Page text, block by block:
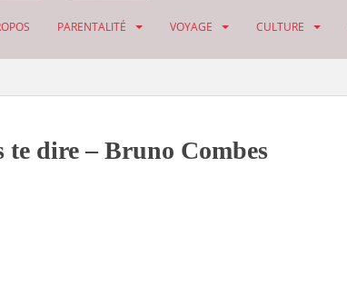
PARENTALITÉ VOYAGE CULTURE
te dire – Bruno Combes